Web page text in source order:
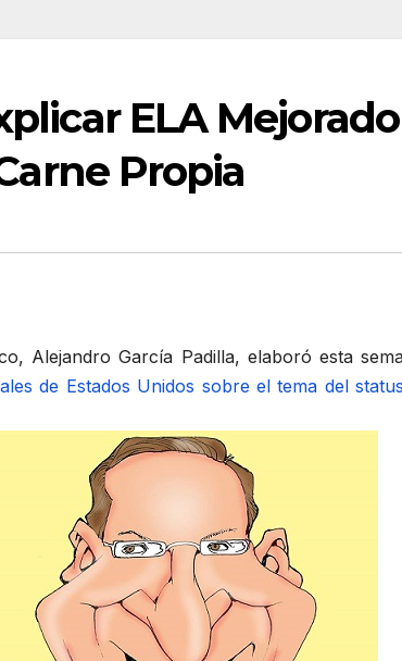
ELA
Propia
Alejandro García Padilla, elaboró esta
de Estados Unidos sobre el tema del status